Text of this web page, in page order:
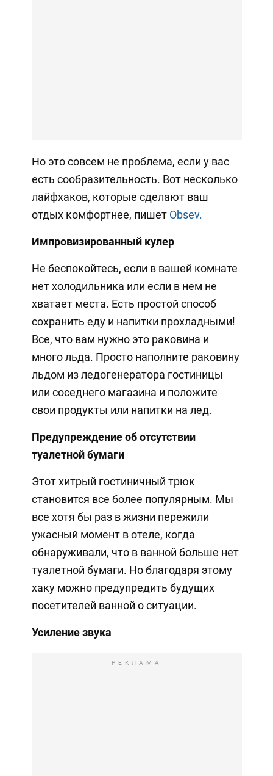
Но это совсем не проблема, если у вас
есть сообразительность. Вот несколько
лайфхаков, которые сделают ваш
отдых комфортнее, пишет Obsev.
Импровизированный кулер
Не беспокойтесь, если в вашей комнате
нет холодильника или если в нем не
хватает места. Есть простой способ
сохранить еду и напитки прохладными!
Все, что вам нужно это раковина и
много льда. Просто наполните раковину
льдом из ледогенератора гостиницы
или соседнего магазина и положите
свои продукты или напитки на лед.
Предупреждение об отсутствии
туалетной бумаги
Этот хитрый гостиничный трюк
становится все более популярным. Мы
все хотя бы раз в жизни пережили
ужасный момент в отеле, когда
обнаруживали, что в ванной больше нет
туалетной бумаги. Но благодаря этому
хаку можно предупредить будущих
посетителей ванной о ситуации.
Усиление звука
РЕКЛАМА